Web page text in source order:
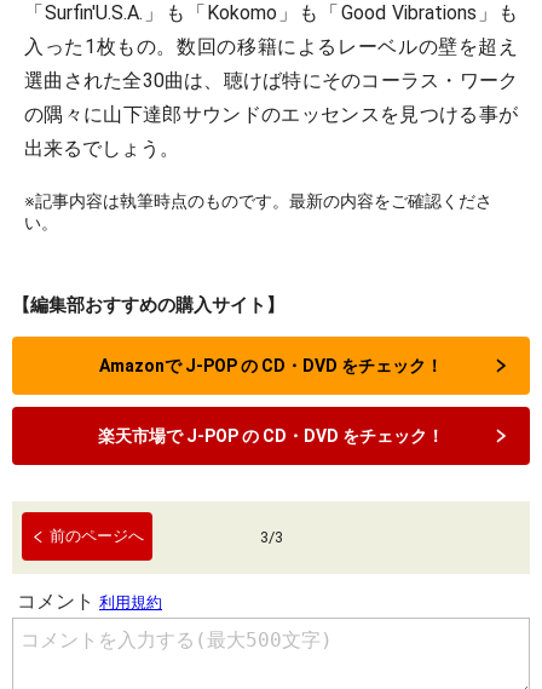
「Surfin'U.S.A.」も「Kokomo」も「Good Vibrations」も
入った1枚もの。数回の移籍によるレーベルの壁を超え
選曲された全30曲は、聴けば特にそのコーラス・ワーク
の隅々に山下達郎サウンドのエッセンスを見つける事が
出来るでしょう。
※記事内容は執筆時点のものです。最新の内容をご確認くださ
い。
【編集部おすすめの購入サイト】
Amazonで J-POP の CD・DVD をチェック！
楽天市場で J-POP の CD・DVD をチェック！
前のページへ 3/3